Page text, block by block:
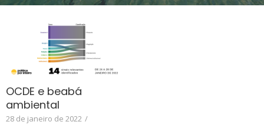
OCDE e beabá
ambiental
28 de janeiro de 2022 /